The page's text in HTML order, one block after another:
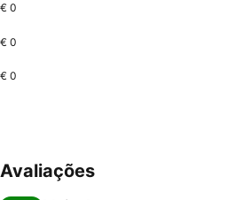
€ 0
€ 0
€ 0
Avaliações